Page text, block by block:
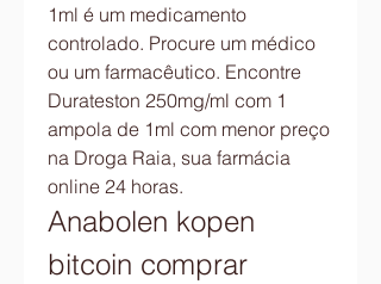
1ml é um medicamento
controlado. Procure um médico
ou um farmacêutico. Encontre
Durateston 250mg/ml com 1
ampola de 1ml com menor preço
na Droga Raia, sua farmácia
online 24 horas.
Anabolen kopen
bitcoin comprar